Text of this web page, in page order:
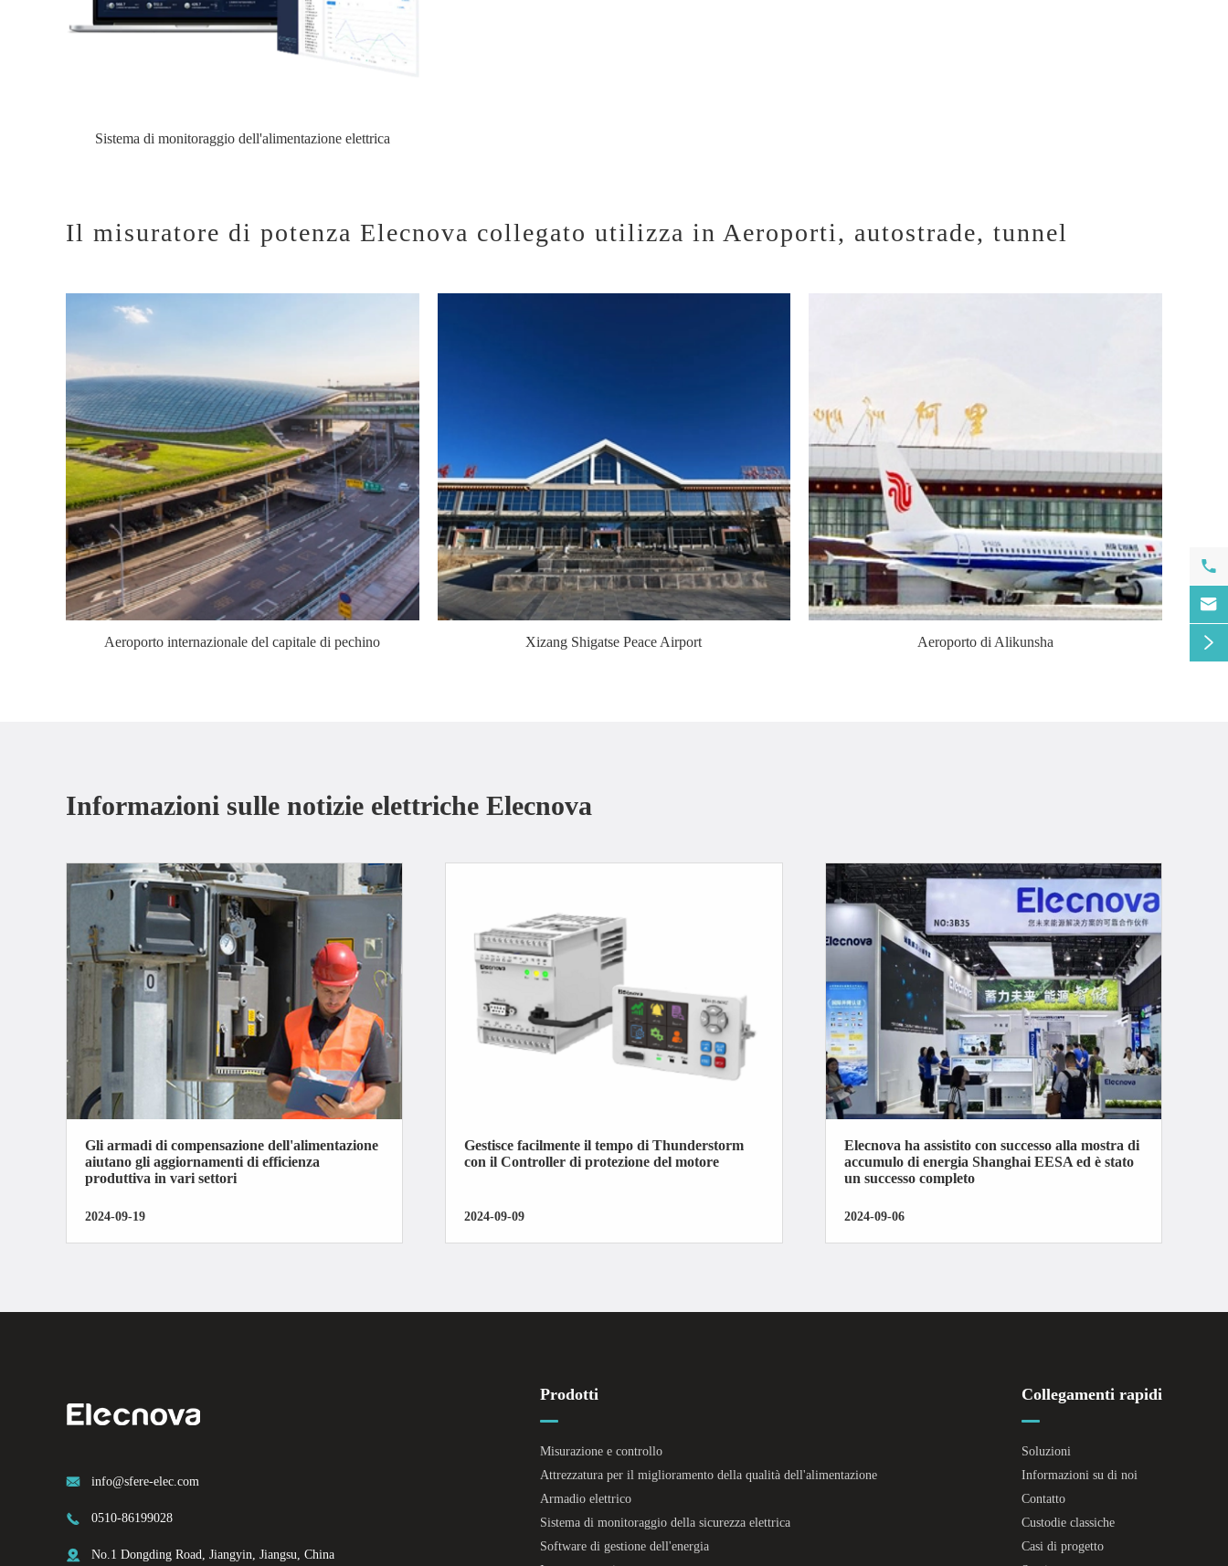
Sistema di monitoraggio dell'alimentazione elettrica
Il misuratore di potenza Elecnova collegato utilizza in Aeroporti, autostrade, tunnel
Aeroporto internazionale del capitale di pechino Xizang Shigatse Peace Airport Aeroporto di Alikunsha
Informazioni sulle notizie elettriche Elecnova
Gli armadi di compensazione dell'alimentazione
aiutano gli aggiornamenti di efficienza
produttiva in vari settori
2024-09-19
Gestisce facilmente il tempo di Thunderstorm
con il Controller di protezione del motore
2024-09-09
Elecnova ha assistito con successo alla mostra di
accumulo di energia Shanghai EESA ed è stato
un successo completo
2024-09-06
 info@sfere-elec.com
 0510-86199028
 No.1 Dongding Road, Jiangyin, Jiangsu, China
Prodotti
Misurazione e controllo
Attrezzatura per il miglioramento della qualità dell'alimentazione
Armadio elettrico
Sistema di monitoraggio della sicurezza elettrica
Software di gestione dell'energia
Collegamenti rapidi
Soluzioni
Informazioni su di noi
Contatto
Custodie classiche
Casi di progetto


